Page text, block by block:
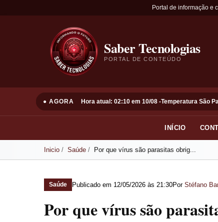
Portal de informação e
Saber Tecnologias
PORTAL DE CONTEÚDO
● AGORA Hora atual: 02:10 em 10/08 -Temperatura São
INÍCIO
Inicio Saúde Por que vírus são parasitas obrig...
Saúde Publicado em 12/05/2026 às 21:30Por Stéfano
Por que vírus são